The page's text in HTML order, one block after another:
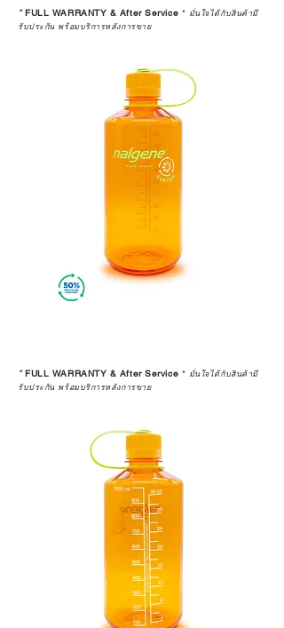
*FULL WARRANTY & After Service * มั่นใจได้กับสินค้ามี
รับประกัน พร้อมบริการหลังการขาย
*FULL WARRANTY & After Service * มั่นใจได้กับสินค้ามี
รับประกัน พร้อมบริการหลังการขาย